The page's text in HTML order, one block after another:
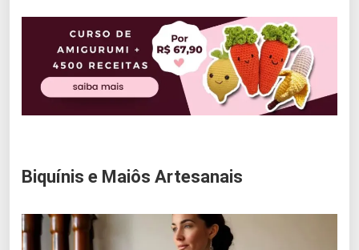
Biquínis e Maiôs Artesanais